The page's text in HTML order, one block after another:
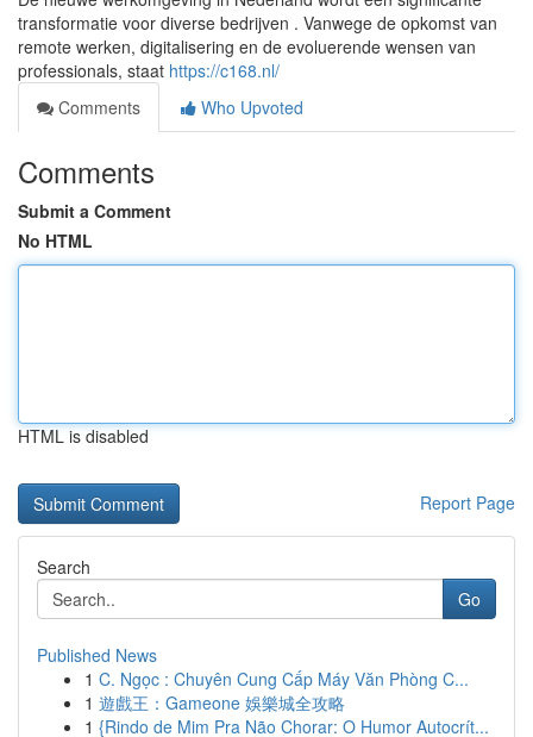
transformatie voor diverse bedrijven . Vanwege de opkomst van
remote werken, digitalisering en de evoluerende wensen van
professionals, staat https://c168.nl/
Comments
Who Upvoted
Comments
Submit a Comment
No HTML
HTML is disabled
Report Page
Search
Go
Published News
1 C. Ngọc : Chuyên Cung Cấp Máy Văn Phòng C...
1 遊戲王：Gameone 娛樂城全攻略
1 {Rindo de Mim Pra Não Chorar: O Humor Autocrít...